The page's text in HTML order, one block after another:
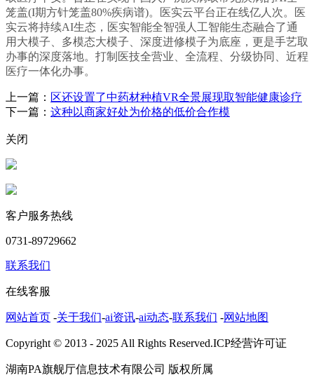
笼盖(I期方针笼盖80%疾病谱)。医实云平台正在线亿人次。医
实云将持续AI生态，医实智能全智强人工智能生态融合了通
用大模子、多模态大模子、深度进修模子为底座，更是手艺取
办事的深度落地。打制医技全营业、全流程、分级协同、近程
医疗一体化办事。
上一篇： 区还设置了中药材种植VR全景展现取智能健康诊疗
下一篇： 这种以商家好处为价格的低价合作模
关闭
客户服务热线
0731-89729662
联系我们
在线客服
网站首页 -关于我们-ai资讯-ai动态-联系我们 -网站地图
Copyright © 2013 - 2025 All Rights Reserved.ICP经营许可证
湖南PA旗舰厅信息技术有限公司 版权所属